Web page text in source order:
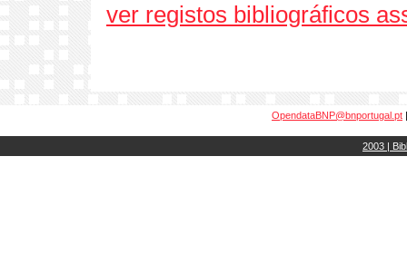
ver registos bibliográficos
OpendataBNP@bnportugal.pt
2003 |